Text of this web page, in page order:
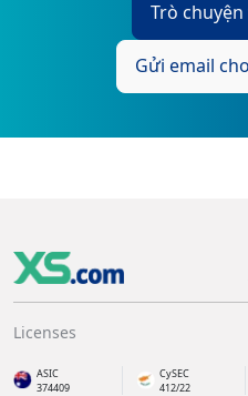
Trò
Gửi email
Licenses
ASIC
374409
CySEC
412/22